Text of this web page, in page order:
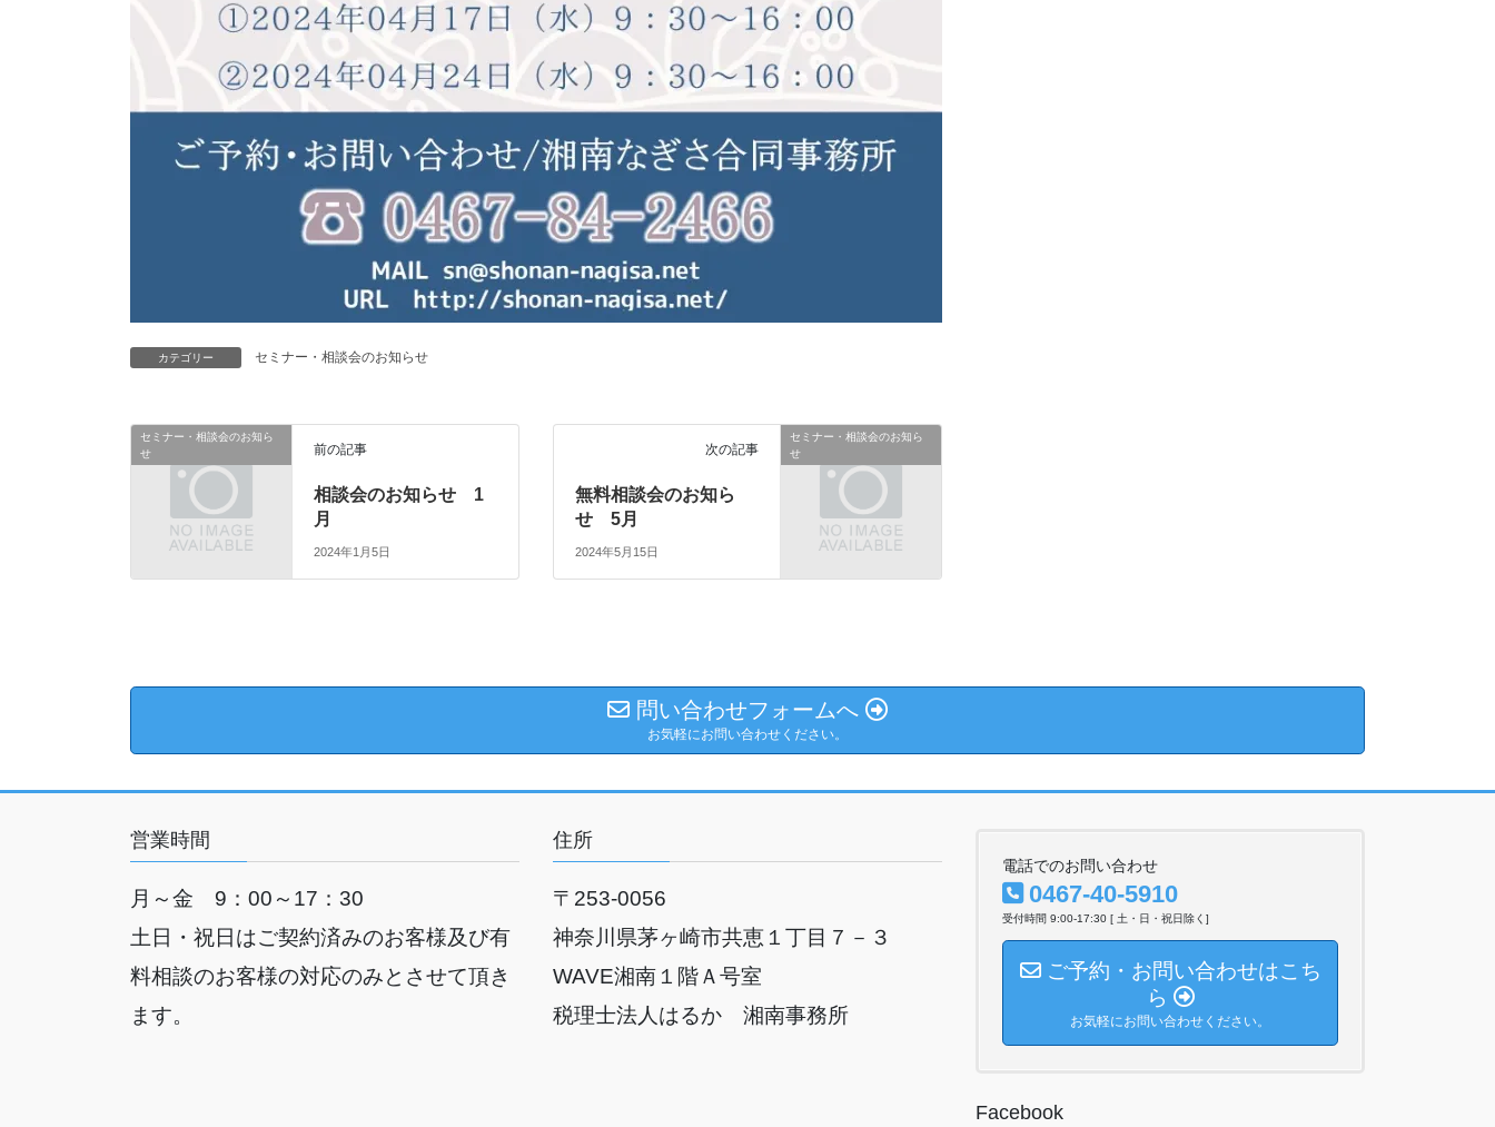
カテゴリー セミナー・相談会のお知らせ
セミナー・相談会のお知ら
せ
前の記事
相談会のお知らせ 1
月
2024年1月5日
セミナー・相談会のお知ら
せ
次の記事
無料相談会のお知ら
せ 5月
2024年5月15日
問い合わせフォームへ
お気軽にお問い合わせください。
営業時間
月～金 9：00～17：30
土日・祝日はご契約済みのお客様及び有
料相談のお客様の対応のみとさせて頂き
ます。
住所
〒253-0056
神奈川県茅ヶ崎市共恵１丁目７－３
WAVE湘南１ 階Ａ号室
税理士法人はるか 湘南事務所
電話でのお問い合わせ
0467-40-5910
受付時間 9:00-17:30 [ 土・日・祝日除く]
ご予約・お問い合わせはこち
ら
お気軽にお問い合わせください。
Facebook